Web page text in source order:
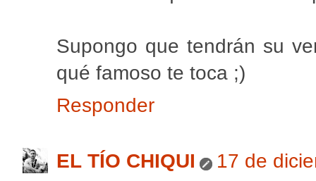
Supongo que tendrán su
qué famoso te toca ;)
Responder
EL TÍO CHIQUI
17 de